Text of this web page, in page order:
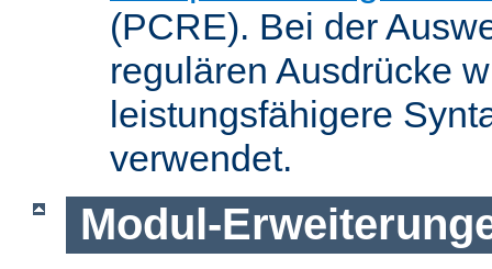
(PCRE). Bei der
regulären Ausdrücke
leistungsfähigere
verwendet.
Modul-